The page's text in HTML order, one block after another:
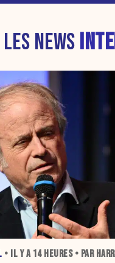
NEWS
• IL Y A 14 HEURES• PAR